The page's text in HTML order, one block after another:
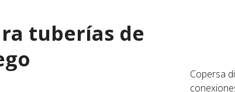
tuberías de
Copersa